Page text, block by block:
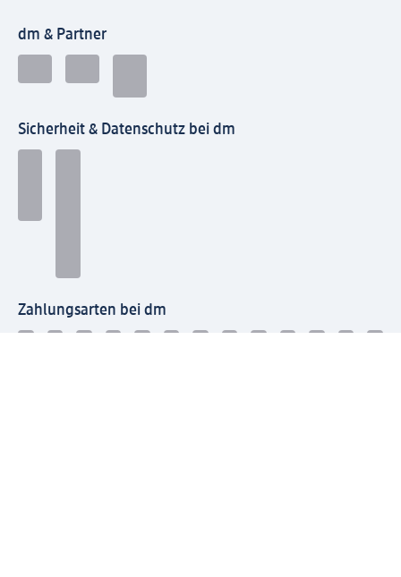
dm & Partner
Sicherheit & Datenschutz bei dm
Zahlungsarten bei dm